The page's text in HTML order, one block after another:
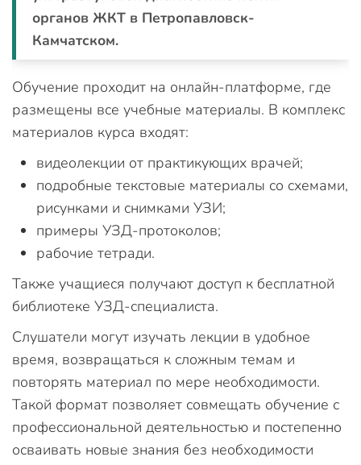
органов ЖКТ в Петропавловск-
Камчатском.
Обучение проходит на онлайн-платформе, где
размещены все учебные материалы. В комплекс
материалов курса входят:
видеолекции от практикующих врачей;
подробные текстовые материалы со схемами,
рисунками и снимками УЗИ;
примеры УЗД-протоколов;
рабочие тетради.
Также учащиеся получают доступ к бесплатной
библиотеке УЗД-специалиста.
Слушатели могут изучать лекции в удобное
время, возвращаться к сложным темам и
повторять материал по мере необходимости.
Такой формат позволяет совмещать обучение с
профессиональной деятельностью и постепенно
осваивать новые знания без необходимости